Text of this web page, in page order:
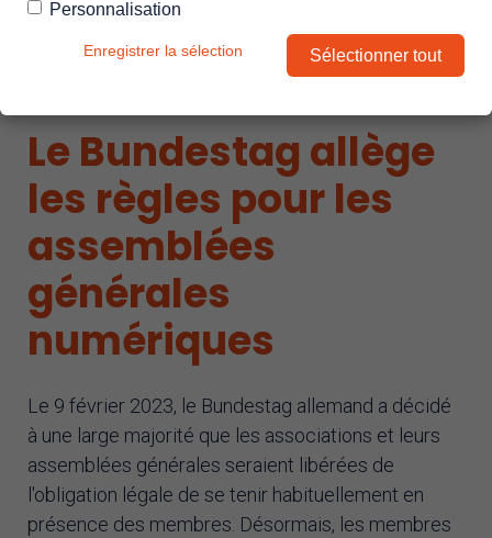
Assistant IA
Le Bundestag allège
les règles pour les
assemblées
générales
numériques
Le 9 février 2023, le Bundestag allemand a décidé
à une large majorité que les associations et leurs
assemblées générales seraient libérées de
l'obligation légale de se tenir habituellement en
présence des membres. Désormais, les membres
Personnalisation
Enregistrer la sélection Sélectionner tout